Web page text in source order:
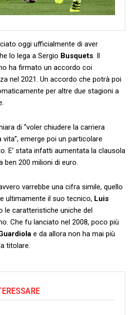
oggi ufficialmente di aver
lo lega a Sergio Busquets . Il
ha firmato un accordo coi
nel 2021. Un accordo che potrà poi
per altre due stagioni a
di “voler chiudere la carriera
vita”, emerge poi un particolare
E’ stata infatti aumentata la clausola
200 milioni di euro.
varrebbe una cifra simile, quello
ultimamente il suo tecnico, Luis
le caratteristiche uniche del
Che fu lanciato nel 2008, poco più
e da allora non ha mai più
titolare.